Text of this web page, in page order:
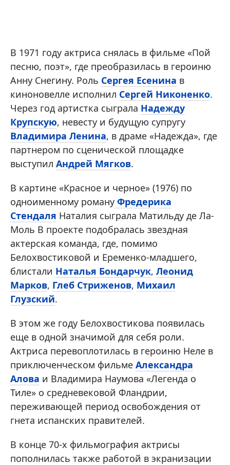
В 1971 году актриса снялась в фильме «Пой
песню, поэт», где преобразилась в героиню
Анну Снегину. Роль Сергея Есенина в
киноновелле исполнил Сергей Никоненко.
Через год артистка сыграла Надежду
Крупскую, невесту и будущую супругу
Владимира Ленина, в драме «Надежда», где
партнером по сценической площадке
выступил Андрей Мягков.
В картине «Красное и черное» (1976) по
одноименному роману Фредерика
Стендаля Наталия сыграла Матильду де Ла-
Моль В проекте подобралась звездная
актерская команда, где, помимо
Белохвостиковой и Еременко-младшего,
блистали Наталья Бондарчук, Леонид
Марков, Глеб Стриженов, Михаил
Глузский.
В этом же году Белохвостикова появилась
еще в одной значимой для себя роли.
Актриса перевоплотилась в героиню Неле в
приключенческом фильме Александра
Алова и Владимира Наумова «Легенда о
Тиле» о средневековой Фландрии,
переживающей период освобождения от
гнета испанских правителей.
В конце 70-х фильмография актрисы
пополнилась также работой в экранизации